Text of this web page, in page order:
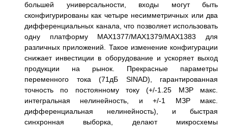
большей универсальности, входы могут быть
сконфигурированы как четыре несимметричных или два
дифференциальных канала, что позволяет использовать
одну платформу MAX1377/MAX1379/MAX1383 для
различных приложений. Такое изменение конфигурации
снижает инвестиции в оборудование и ускоряет выход
продукции на рынок. Прекрасные параметры
переменного тока (71дБ SINAD), гарантированная
точность по постоянному току (+/-1.25 МЗР макс.
интегральная нелинейность, и +/-1 МЗР макс.
дифференциальная нелинейность), и быстрая
синхронная выборка, делают микросхемы